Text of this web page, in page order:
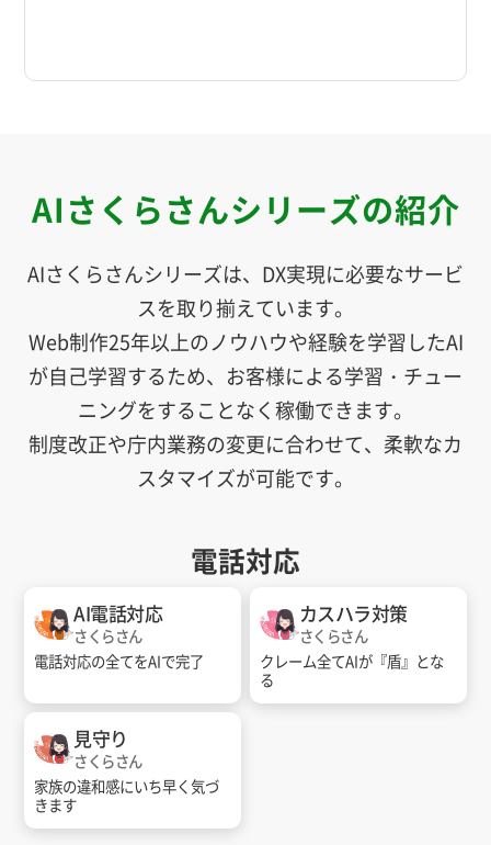
AIさくらさんシリーズの紹介
AIさくらさんシリーズは、DX実現に必要なサービ
スを取り揃えています。
Web制作25年以上のノウハウや経験を学習したAI
が自己学習するため、お客様による学習・チュー
ニングをすることなく稼働できます。
制度改正や庁内業務の変更に合わせて、柔軟なカ
スタマイズが可能です。
電話対応
AI電話対応
さくらさん
電話対応の全てをAIで完了
カスハラ対策
さくらさん
クレーム全てAIが『盾』とな
る
見守り
さくらさん
家族の違和感にいち早く気づ
きます